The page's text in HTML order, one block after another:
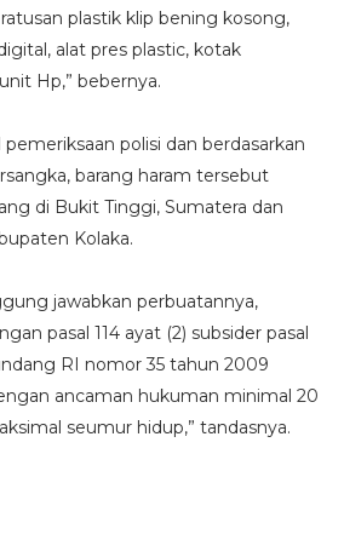
plastik klip bening kosong,
alat pres plastic, kotak
Hp,” bebernya.
pemeriksaan polisi dan berdasarkan
barang haram tersebut
di Bukit Tinggi, Sumatera dan
Kolaka.
jawabkan perbuatannya,
pasal 114 ayat (2) subsider pasal
RI nomor 35 tahun 2009
ancaman hukuman minimal 20
seumur hidup,” tandasnya.